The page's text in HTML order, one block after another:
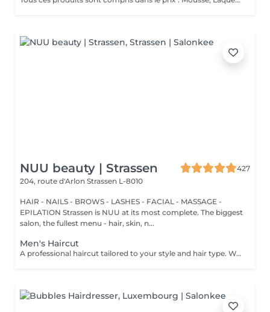
NUU beauty | Strassen
427
204, route d'Arlon Strassen L-8010
HAIR - NAILS - BROWS - LASHES - FACIAL - MASSAGE -
EPILATION Strassen is NUU at its most complete. The biggest
salon, the fullest menu - hair, skin, n...
Men's Haircut
A professional haircut tailored to your style and hair type. We begin with a short consultation to discuss your expectations, followed by a gentle wash while you relax lying comfortably in our Maletti chair, a precise cut, and a smooth blow-dry. We use Dyson Pro tools that protect your hair from excessive heat and deliver a sleek, polished finish. LaBiosthétique care and styling products provide holistic care for hair and scalp, combining scientific research with carefully selected natural ingredients. All brushes are sanitised with Sibel equipment, which effectively removes hair, product buildup, and impurities while reducing bacteria on the brush surface to maintain high hygiene standards for every client.